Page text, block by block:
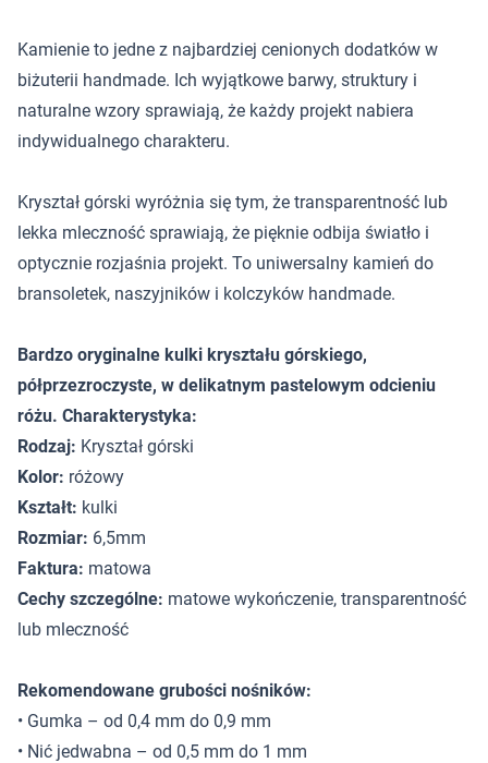
Kamienie to jedne z najbardziej cenionych dodatków w
biżuterii handmade. Ich wyjątkowe barwy, struktury i
naturalne wzory sprawiają, że każdy projekt nabiera
indywidualnego charakteru.
Kryształ górski wyróżnia się tym, że transparentność lub
lekka mleczność sprawiają, że pięknie odbija światło i
optycznie rozjaśnia projekt. To uniwersalny kamień do
bransoletek, naszyjników i kolczyków handmade.
Bardzo oryginalne kulki kryształu górskiego,
półprzezroczyste, w delikatnym pastelowym odcieniu
różu. Charakterystyka:
Rodzaj: Kryształ górski
Kolor: różowy
Kształt: kulki
Rozmiar: 6,5mm
Faktura: matowa
Cechy szczególne: matowe wykończenie, transparentność
lub mleczność
Rekomendowane grubości nośników:
• Gumka – od 0,4 mm do 0,9 mm
• Nić jedwabna – od 0,5 mm do 1 mm